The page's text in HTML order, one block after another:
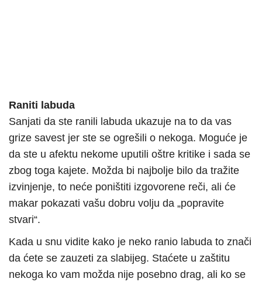
Raniti labuda
Sanjati da ste ranili labuda ukazuje na to da vas
grize savest jer ste se ogrešili o nekoga. Moguće je
da ste u afektu nekome uputili oštre kritike i sada se
zbog toga kajete. Možda bi najbolje bilo da tražite
izvinjenje, to neće poništiti izgovorene reči, ali će
makar pokazati vašu dobru volju da „popravite
stvari“.
Kada u snu vidite kako je neko ranio labuda to znači
da ćete se zauzeti za slabijeg. Staćete u zaštitu
nekoga ko vam možda nije posebno drag, ali ko se